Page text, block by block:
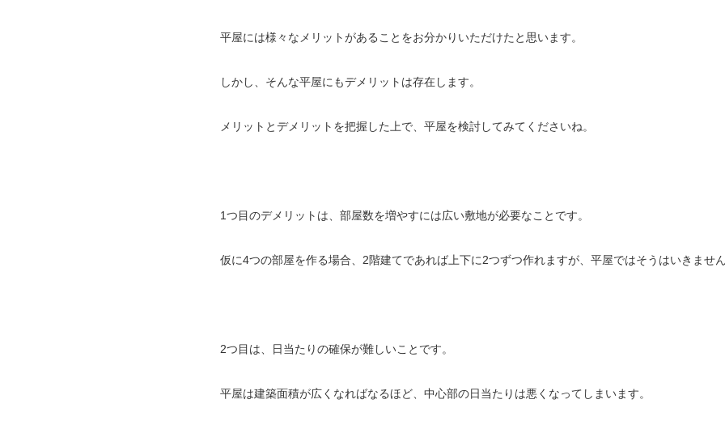
平屋には様々なメリットがあることをお分かりいただけたと思います。
しかし、そんな平屋にもデメリットは存在します。
メリットとデメリットを把握した上で、平屋を検討してみてくださいね。
1つ目のデメリットは、部屋数を増やすには広い敷地が必要なことです。
仮に4つの部屋を作る場合、2階建てであれば上下に2つずつ作れますが、平屋ではそうはいきませ
2つ目は、日当たりの確保が難しいことです。
平屋は建築面積が広くなればなるほど、中心部の日当たりは悪くなってしまいます。